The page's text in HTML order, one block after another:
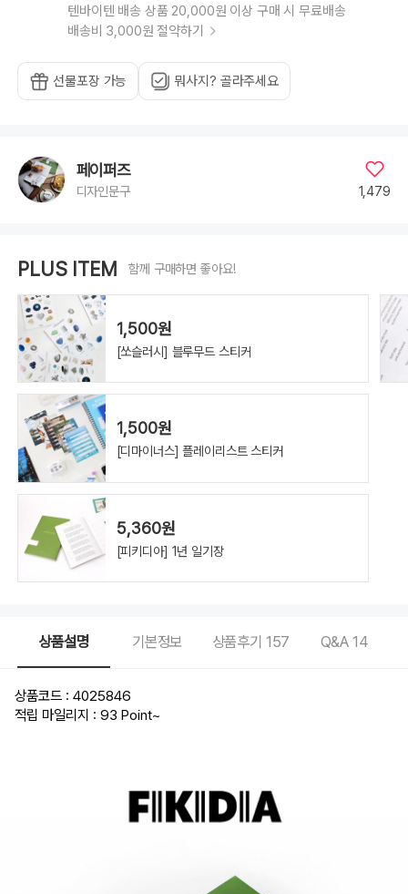
텐바이텐 배송 상품 20,000원 이상 구매 시 무료배송
배송비 3,000원 절약하기
선물포장 가능 뭐사지? 골라주세요
페이퍼즈
디자인문구 1,479
PLUS ITEM 함께 구매하면 좋아요!
1,500원
[쏘슬러시] 블루무드 스티커
1,500원
[디마이너스] 플레이리스트 스티커
5,360원
[피키디아] 1년 일기장
상품설명 기본정보 상품후기 157 Q&A 14
상품코드 : 4025846
적립 마일리지 : 93 Point~